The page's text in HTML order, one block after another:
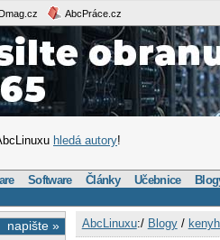
AbcPráce.cz
hledá autory!
Software Články Učebnice
napište » AbcLinuxu:/ Blogy/